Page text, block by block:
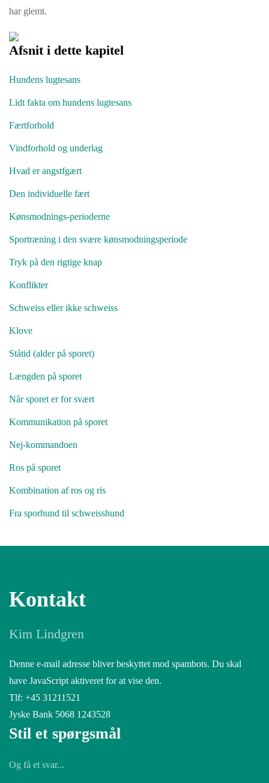
har glemt.
Afsnit i dette kapitel
Hundens lugtesans
Lidt fakta om hundens lugtesans
Færtforhold
Vindforhold og underlag
Hvad er angstfgært
Den individuelle fært
Kønsmodnings-perioderne
Sportræning i den svære kønsmodningsperiode
Tryk på den rigtige knap
Konflikter
Schweiss eller ikke schweiss
Klove
Ståtid (alder på sporet)
Længden på sporet
Når sporet er for svært
Kommunikation på sporet
Nej-kommandoen
Ros på sporet
Kombination af ros og ris
Fra sporhund til schweisshund
Kontakt
Kim Lindgren
Denne e-mail adresse bliver beskyttet mod spambots. Du skal
have JavaScript aktiveret for at vise den.
Tlf: +45 31211521
Jyske Bank 5068 1243528
Stil et spørgsmål
Og få et svar...